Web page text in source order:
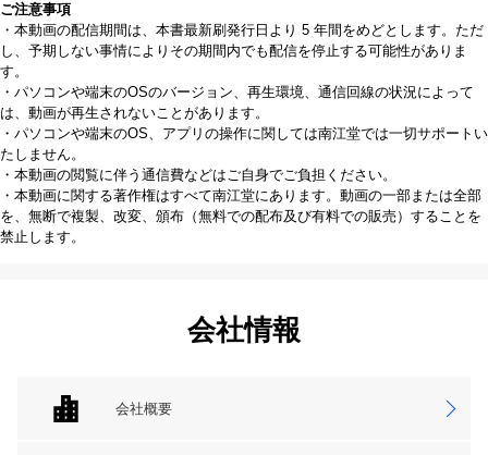
ご注意事項
・本動画の配信期間は、本書最新刷発行日より 5 年間をめどとします。ただ
し、予期しない事情によりその期間内でも配信を停止する可能性がありま
す。
・パソコンや端末のOSのバージョン、再生環境、通信回線の状況によって
は、動画が再生されないことがあります。
・パソコンや端末のOS、アプリの操作に関しては南江堂では一切サポートい
たしません。
・本動画の閲覧に伴う通信費などはご自身でご負担ください。
・本動画に関する著作権はすべて南江堂にあります。動画の一部または全部
を、無断で複製、改変、頒布（無料での配布及び有料での販売）することを
禁止します。
会社情報
会社概要